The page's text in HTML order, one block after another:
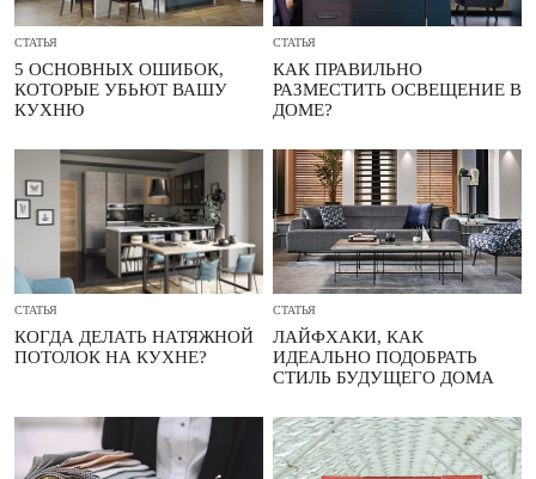
СТАТЬЯ
5 ОСНОВНЫХ ОШИБОК,
КОТОРЫЕ УБЬЮТ ВАШУ
КУХНЮ
СТАТЬЯ
КАК ПРАВИЛЬНО
РАЗМЕСТИТЬ ОСВЕЩЕНИЕ В
ДОМЕ?
СТАТЬЯ
КОГДА ДЕЛАТЬ НАТЯЖНОЙ
ПОТОЛОК НА КУХНЕ?
СТАТЬЯ
ЛАЙФХАКИ, КАК
ИДЕАЛЬНО ПОДОБРАТЬ
СТИЛЬ БУДУЩЕГО ДОМА